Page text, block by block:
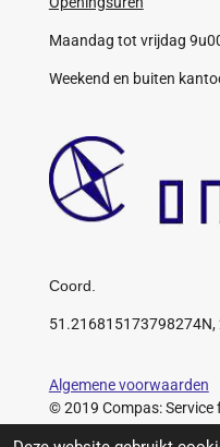
Maandag tot vrijdag
Weekend en buiten
Coord.
Algemene voorwaarden
© 2019 Compas: